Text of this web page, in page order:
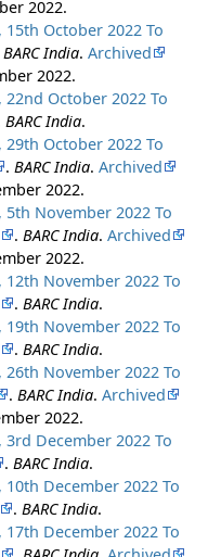
2022.
15th October 2022 To
BARC India.Archived
2022.
22nd October 2022 To
BARC India.
29th October 2022 To
. BARC India.Archived
2022.
5th November 2022 To
. BARC India.Archived
2022.
12th November 2022 To
. BARC India.
19th November 2022 To
. BARC India.
26th November 2022 To
. BARC India.Archived
2022.
3rd December 2022 To
. BARC India.
10th December 2022 To
. BARC India.
17th December 2022 To